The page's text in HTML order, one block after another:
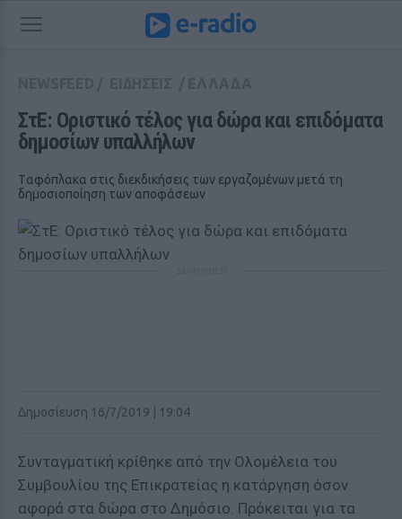
ΣτΕ: Οριστικό τέλος για δώρα και επιδόματα
δημοσίων υπαλλήλων
Tαφόπλακα στις διεκδικήσεις των εργαζομένων μετά τη
δημοσιοποίηση των αποφάσεων
Δημοσίευση 16/7/2019 | 19:04
Συνταγματική κρίθηκε από την Ολομέλεια του
Συμβουλίου της Επικρατείας η κατάργηση όσον
αφορά στα δώρα στο Δημόσιο. Πρόκειται για τα